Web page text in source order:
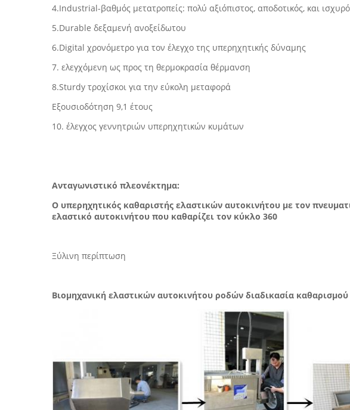
4.Industrial-βαθμός μετατροπείς: πολύ αξιόπιστος, αποδοτικός, και
5.Durable δεξαμενή ανοξείδωτου
6.Digital χρονόμετρο για τον έλεγχο της υπερηχητικής δύναμης
7. ελεγχόμενη ως προς τη θερμοκρασία θέρμανση
8.Sturdy τροχίσκοι για την εύκολη μεταφορά
Εξουσιοδότηση 9,1 έτους
10. έλεγχος γεννητριών υπερηχητικών κυμάτων
Ανταγωνιστικό πλεονέκτημα:
Ο υπερηχητικός καθαριστής ελαστικών αυτοκινήτου με τον
ελαστικό αυτοκινήτου που καθαρίζει τον κύκλο 360
Ξύλινη περίπτωση
Βιομηχανική ελαστικών αυτοκινήτου ροδών διαδικασία